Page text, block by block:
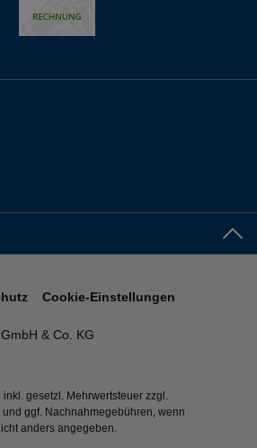
& Co. KG
Cookie-Einstellungen
gesetzl. Mehrwertsteuer zzgl.
und ggf. Nachnahmegebühren, wenn
anders angegeben.